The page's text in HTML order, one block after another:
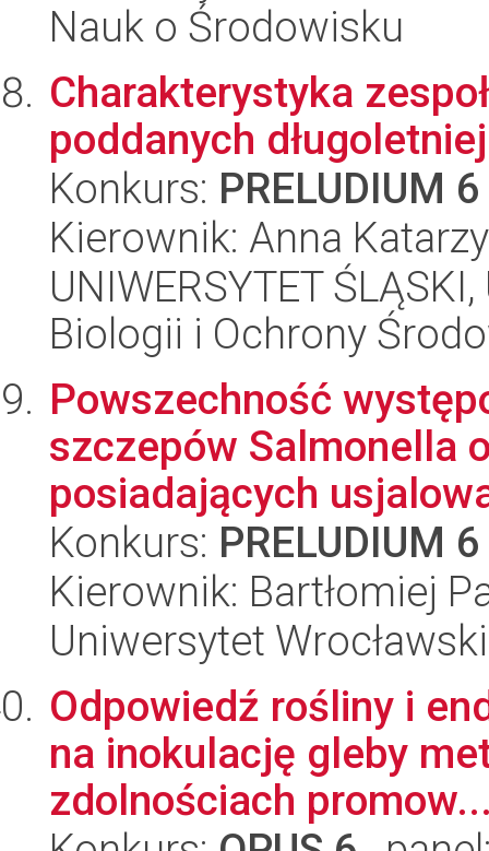
Nauk o Środowisku
Charakterystyka
poddanych
Konkurs: PRELUDIUM 6
Kierownik: Anna
UNIWERSYTET
Biologii i Ochrony
Powszechność
szczepów Salmonella
posiadających
Konkurs: PRELUDIUM 6
Kierownik: Bartłomiej
Uniwersytet
Odpowiedź rośliny i
na inokulację gleby
zdolnościach